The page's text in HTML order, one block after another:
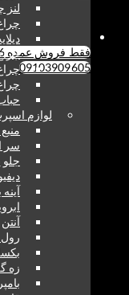
فقط فروش عمده 02133969586
09103909605
لنز
لوازم
سر
جلو
آنتن
زه